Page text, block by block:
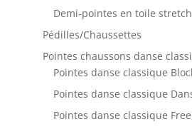
Demi-pointes en toile stretch
Pédilles/Chaussettes
Pointes chaussons danse
Pointes danse classique
Pointes danse classique
Pointes danse classique